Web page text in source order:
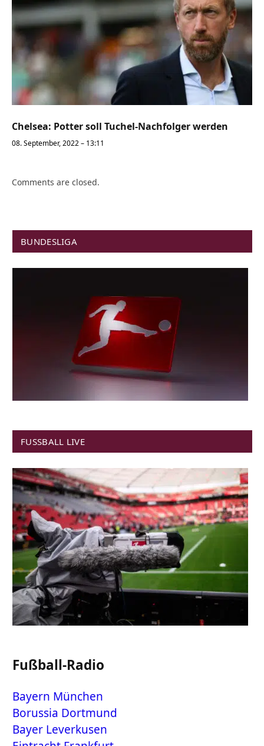
Chelsea: Potter soll Tuchel-Nachfolger werden
08. September, 2022 – 13:11
Comments are closed.
BUNDESLIGA
FUSSBALL LIVE
Fußball-Radio
Bayern München
Borussia Dortmund
Bayer Leverkusen